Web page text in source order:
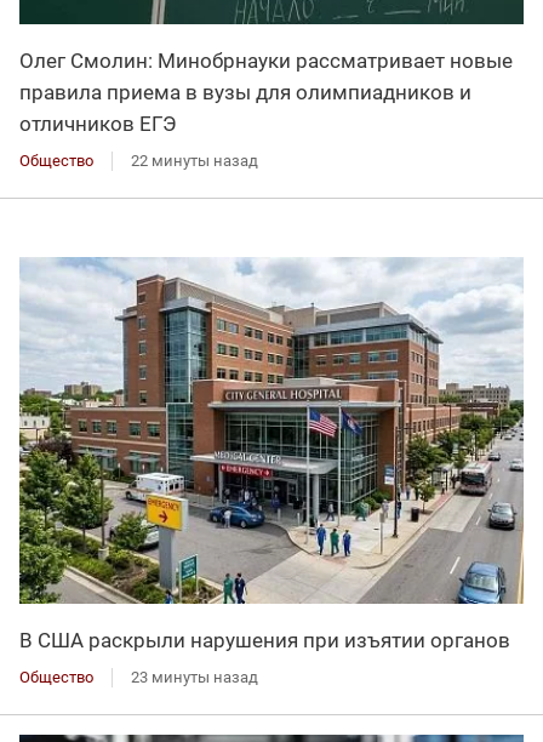
Олег Смолин: Минобрнауки рассматривает новые
правила приема в вузы для олимпиадников и
отличников ЕГЭ
Общество 22 минуты назад
В США раскрыли нарушения при изъятии органов
Общество 23 минуты назад